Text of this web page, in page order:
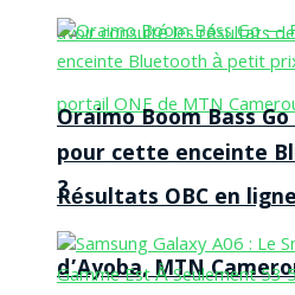
Résultats OBC en
d’Ayoba, MTN
Oraimo Boom Bass
pour cette enceinte
?